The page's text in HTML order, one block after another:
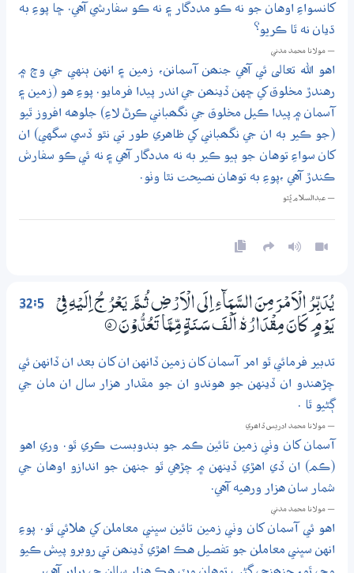
کانسواءِ اوهان جو نه ڪو مددگار ۽ نه ڪو سفارشي آهي. ڇا پوءِ به
ڌيان نه ٿا ڪريو؟
— مولانا محمد مدني
اهو الله تعالى ئي آهي جنھن آسمانن، زمين ۽ انهن ٻنهي جي وچ ۾
رهندڙ مخلوق کي ڇهن ڏينھن جي اندر پيدا فرمايو. پوءِ هو (زمين ۽
آسمان ۾ پيدا ڪيل مخلوق جي نگھباني ڪرڻ لاءِ) جلوهه افروز ٿيو
(جو ڪير به ان جي نگھباني کي ظاهري طور تي نٿو ڏسي سگهي) ان
کان سواءِ توهان جو ٻيو ڪير به نه مددگار آهي ۽ نه ئي ڪو سفارش
ڪندڙ آهي ،پوءِ به توهان نصيحت نٿا وٺو.
— عبدالسلام ڀُٽو
32:5
يُدَبِّرُ الْاَمْرَ مِنَ السَّمَاۗءِ اِلَى الْاَرْضِ ثُـمَّ يَعْرُجُ اِلَيْهِ فِيْ
يَوْمٍ كَانَ مِقْدَارُهٗ ٓ اَلْفَ سَـنَةٍ مِّـمَّا تَعُدُّوْنَ 5‏۝
تدبير فرمائي ٿو امر آسمان کان زمين ڏانهن ان کان بعد ان ڏانهن ئي
چڙهندو ان ڏينهن جو هوندو ان جو مقدار هزار سال ان مان جي
ڳڻيو ٿا .
— مولانا محمد ادريس ڏاھري
آسمان کان وٺي زمين تائين ڪم جو بندوبست ڪري ٿو. وري اهو
(ڪم) ان ڏي اهڙي ڏينهن ۾ چڙهي ٿو جنهن جو اندازو اوهان جي
شمار سان هزار ورهيه آهي.
— مولانا محمد مدني
اهو ئي آسمان کان وٺي زمين تائين سڀني معاملن کي هلائي ٿو. پوءِ
انهن سڀني معاملن جو تفصيل هڪ اهڙي ڏينھن تي روبرو پيش ڪيو